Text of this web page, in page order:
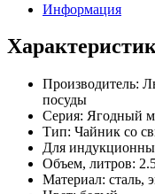
Информация
Производитель:
посуды
Серия: Ягодный
Тип: Чайник со
Для
Объем, литров:
Материал: сталь,